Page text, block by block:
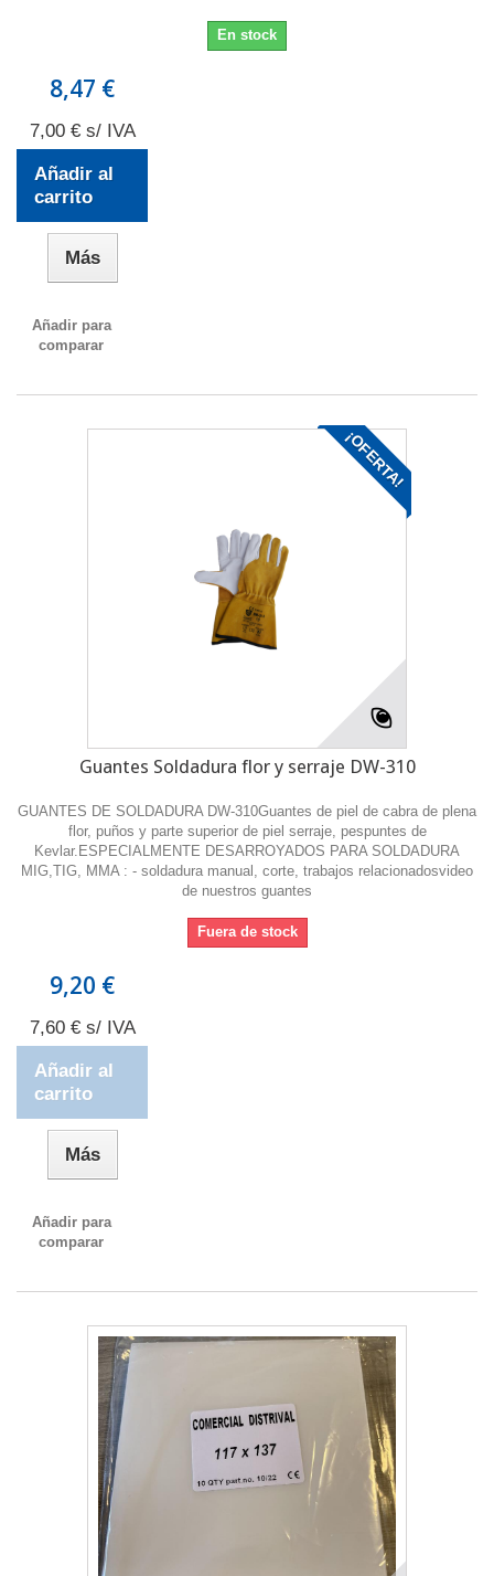
En stock
8,47 €
7,00 € s/ IVA
Añadir al
carrito
Más
Añadir para
comparar
¡OFERTA!
Guantes Soldadura flor y serraje DW-310
GUANTES DE SOLDADURA DW-310Guantes de piel de cabra de plena
flor, puños y parte superior de piel serraje, pespuntes de
Kevlar.ESPECIALMENTE DESARROYADOS PARA SOLDADURA
MIG,TIG, MMA : - soldadura manual, corte, trabajos relacionadosvideo
de nuestros guantes
Fuera de stock
9,20 €
7,60 € s/ IVA
Añadir al
carrito
Más
Añadir para
comparar